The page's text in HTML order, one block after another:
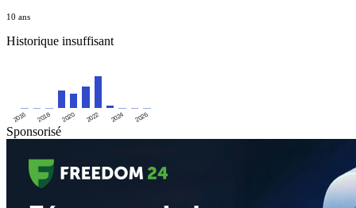
10 ans
Historique insuffisant
2016 2018 2020 2022 2024 2026
Sponsorisé